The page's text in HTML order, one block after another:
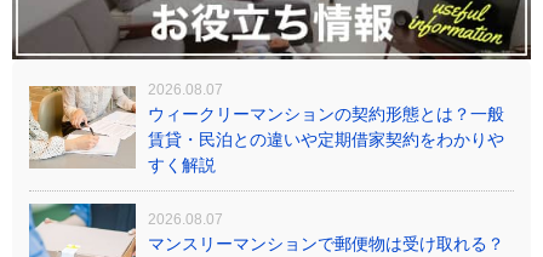
2026.08.07
ウィークリーマンションの契約形態とは？一般
賃貸・民泊との違いや定期借家契約をわかりや
すく解説
2026.08.07
マンスリーマンションで郵便物は受け取れる？